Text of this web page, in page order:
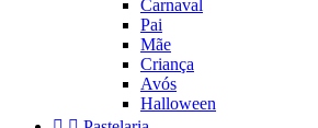
Carnaval
Pai
Mãe
Criança
Avós
Halloween